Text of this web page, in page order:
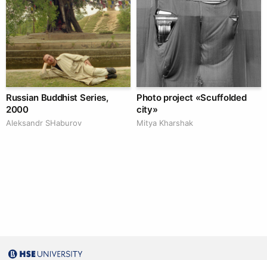
Russian Buddhist Series,
2000
Аleksandr SHaburov
Photo project «Scuffolded
city»
Mitya Kharshak